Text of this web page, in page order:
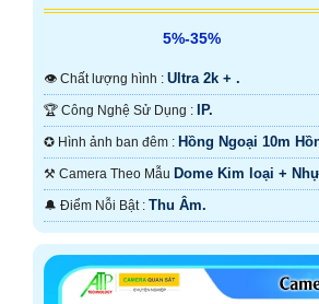
5%-35%
👁 Chất lượng hình : Ultra 2k + .
🏆 Công Nghệ Sử Dụng : IP.
✪ Hình ảnh ban đêm : Hồng Ngoại 10m
⚒ Camera Theo Mẫu Dome Kim loại +
️🔔 Điểm Nỗi Bật : Thu Âm.